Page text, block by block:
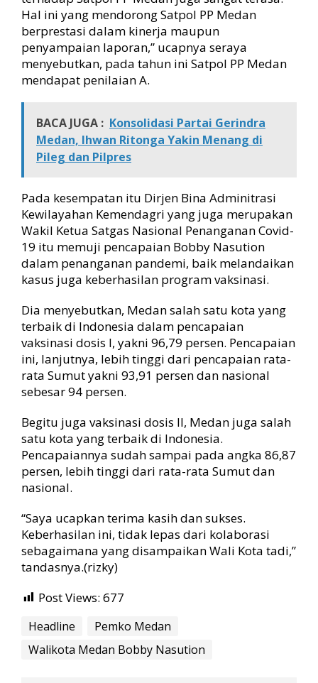
Hal ini yang mendorong Satpol PP Medan
berprestasi dalam kinerja maupun
penyampaian laporan,” ucapnya seraya
menyebutkan, pada tahun ini Satpol PP Medan
mendapat penilaian A.
BACA JUGA : Konsolidasi Partai Gerindra
Medan, Ihwan Ritonga Yakin Menang di
Pileg dan Pilpres
Pada kesempatan itu Dirjen Bina Adminitrasi
Kewilayahan Kemendagri yang juga merupakan
Wakil Ketua Satgas Nasional Penanganan Covid-
19 itu memuji pencapaian Bobby Nasution
dalam penanganan pandemi, baik melandaikan
kasus juga keberhasilan program vaksinasi.
Dia menyebutkan, Medan salah satu kota yang
terbaik di Indonesia dalam pencapaian
vaksinasi dosis I, yakni 96,79 persen. Pencapaian
ini, lanjutnya, lebih tinggi dari pencapaian rata-
rata Sumut yakni 93,91 persen dan nasional
sebesar 94 persen.
Begitu juga vaksinasi dosis II, Medan juga salah
satu kota yang terbaik di Indonesia.
Pencapaiannya sudah sampai pada angka 86,87
persen, lebih tinggi dari rata-rata Sumut dan
nasional.
“Saya ucapkan terima kasih dan sukses.
Keberhasilan ini, tidak lepas dari kolaborasi
sebagaimana yang disampaikan Wali Kota tadi,”
tandasnya.(rizky)
Post Views: 677
Headline
Pemko Medan
Walikota Medan Bobby Nasution